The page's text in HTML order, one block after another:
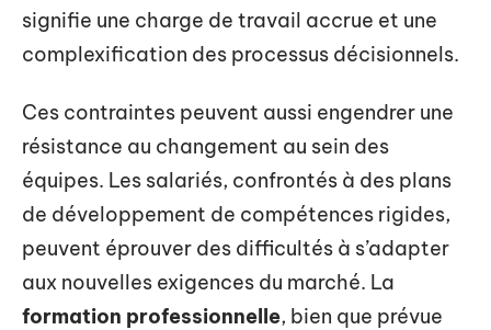
signifie une charge de travail accrue et une
complexification des processus décisionnels.
Ces contraintes peuvent aussi engendrer une
résistance au changement au sein des
équipes. Les salariés, confrontés à des plans
de développement de compétences rigides,
peuvent éprouver des difficultés à s’adapter
aux nouvelles exigences du marché. La
formation professionnelle, bien que prévue